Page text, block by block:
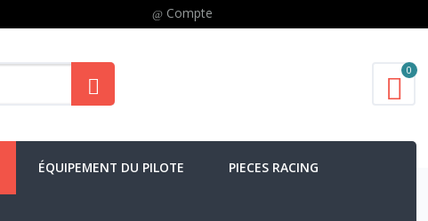
Compte
0
ÉQUIPEMENT DU PILOTE PIECES RACING